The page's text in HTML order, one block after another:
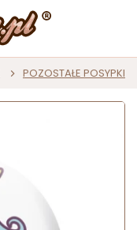
POZOSTAŁE POSYPKI